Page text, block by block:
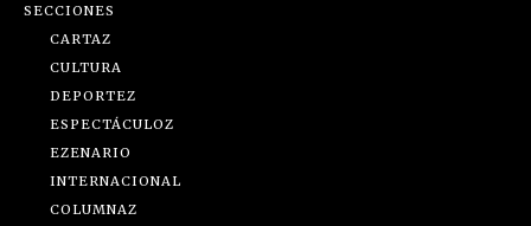
SECCIONES
CARTAZ
CULTURA
DEPORTEZ
ESPECTÁCULOZ
EZENARIO
INTERNACIONAL
COLUMNAZ